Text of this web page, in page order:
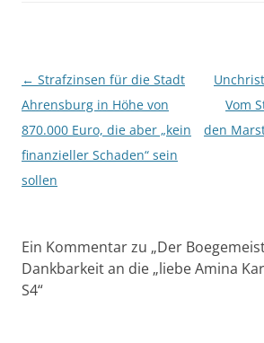
Beitragsnavigation
← Strafzinsen für die Stadt
Ahrensburg in Höhe von
870.000 Euro, die aber „kein
finanzieller Schaden“ sein
sollen
Vom
den
Ein Kommentar zu „Der
Dankbarkeit an die „liebe Amina
S4“